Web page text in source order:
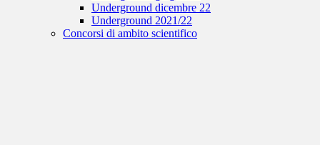
Underground dicembre 22
Underground 2021/22
Concorsi di ambito scientifico